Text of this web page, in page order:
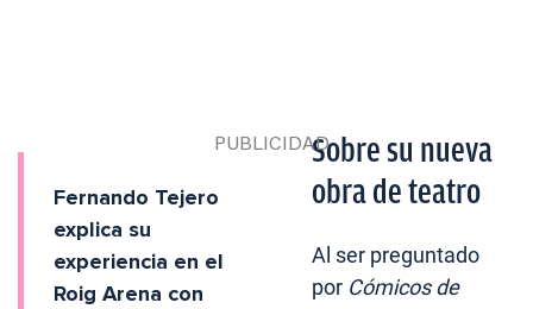
Fernando Tejero
explica su
experiencia en el
Roig Arena con
Sobre su nueva
obra de teatro
Al ser preguntado
por Cómicos de